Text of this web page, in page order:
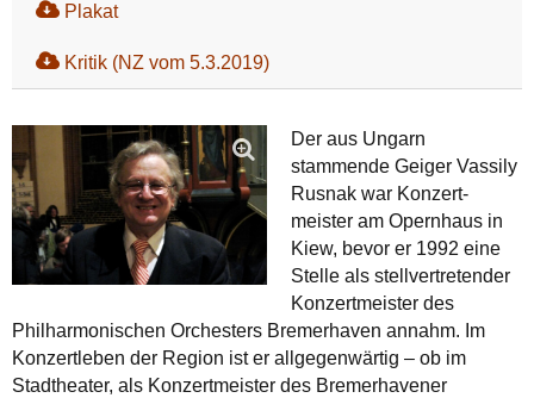
Plakat
Kritik (NZ vom 5.3.2019)
Der aus Ungarn
stammende Geiger Vassily
Rusnak war Konzert­
meister am Opernhaus in
Kiew, bevor er 1992 eine
Stelle als stellvertretender
Konzert­meister des
Philharmonischen Orchesters Bremerhaven annahm. Im
Konzertleben der Region ist er allgegenwärtig – ob im
Stadtheater, als Konzertmeister des Bremerhavener